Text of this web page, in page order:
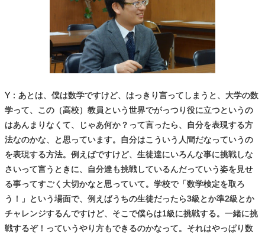
Y：あとは、僕は数学ですけど、はっきり言ってしまうと、大学の数
学って、この（高校）教員という世界でがっつり役に立つというの
はあんまりなくて、じゃあ何か？って言ったら、自分を表現する方
法なのかな、と思っています。自分はこういう人間だなっていうの
を表現する方法。例えばですけど、生徒達にいろんな事に挑戦しな
さいって言うときに、自分達も挑戦しているんだっていう姿を見せ
る事ってすごく大切かなと思っていて。学校で「数学検定を取ろ
う！」という場面で、例えばうちの生徒だったら3級とか準2級とか
チャレンジするんですけど、そこで僕らは1級に挑戦する。一緒に挑
戦するぞ！っていうやり方もできるのかなって。それはやっぱり数